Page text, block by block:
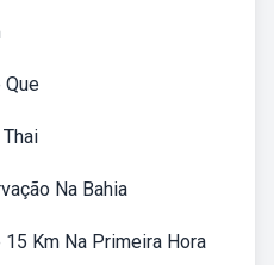
Que
Na Bahia
Km Na Primeira Hora